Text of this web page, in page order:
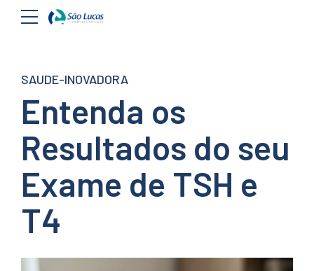
SAUDE-INOVADORA
Entenda os
Resultados do seu
Exame de TSH e
T4